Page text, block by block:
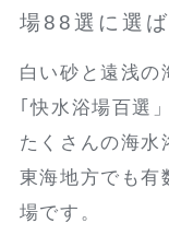
場88選に選
白い砂と遠浅の
｢快水浴場百選
たくさんの海水
東海地方でも有
場です。